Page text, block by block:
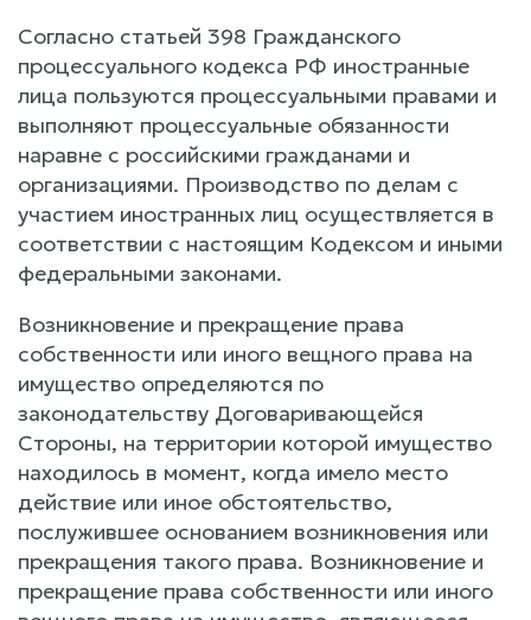
Согласно статьей 398 Гражданского
процессуального кодекса РФ иностранные
лица пользуются процессуальными правами и
выполняют процессуальные обязанности
наравне с российскими гражданами и
организациями. Производство по делам с
участием иностранных лиц осуществляется в
соответствии с настоящим Кодексом и иными
федеральными законами.
Возникновение и прекращение права
собственности или иного вещного права на
имущество определяются по
законодательству Договаривающейся
Стороны, на территории которой имущество
находилось в момент, когда имело место
действие или иное обстоятельство,
послужившее основанием возникновения или
прекращения такого права. Возникновение и
прекращение права собственности или иного